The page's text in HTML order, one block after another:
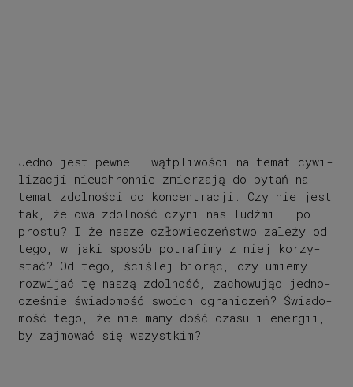
Jed­no jest pew­ne – wąt­pli­wo­ści na te­mat cy­wi­
li­za­cji nie­uchron­nie zmie­rza­ją do py­tań na
te­mat zdol­no­ści do kon­cen­tra­cji. Czy nie jest
tak, że owa zdol­no­ść czy­ni nas lu­dźmi – po
pro­stu? I że na­sze czło­wie­cze­ństwo za­le­ży od
tego, w jaki spo­sób po­tra­fi­my z niej ko­rzy­
stać? Od tego, ści­ślej bio­rąc, czy umie­my
roz­wi­jać tę na­szą zdol­no­ść, za­cho­wu­jąc jed­no­
cze­śnie świa­do­mo­ść swo­ich ogra­ni­czeń? Świa­do­
mo­ść tego, że nie mamy dość cza­su i ener­gii,
by zaj­mo­wać się wszyst­kim?